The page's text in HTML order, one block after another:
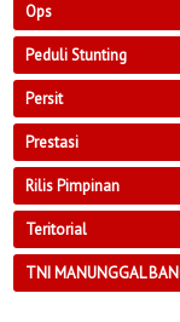
Ops
Peduli Stunting
Persit
Prestasi
Rilis Pimpinan
Teritorial